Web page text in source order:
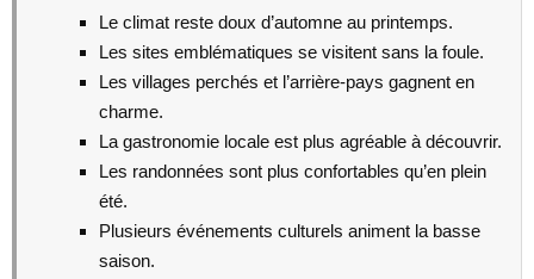
Le climat reste doux d’automne au printemps.
Les sites emblématiques se visitent sans la foule.
Les villages perchés et l’arrière-pays gagnent en
charme.
La gastronomie locale est plus agréable à découvrir.
Les randonnées sont plus confortables qu’en plein
été.
Plusieurs événements culturels animent la basse
saison.